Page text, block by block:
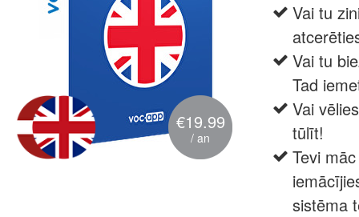
€19.99
/ an
Vai tu
Vai tu
Tad
Vai
tūlīt!
Tevi
sistēma